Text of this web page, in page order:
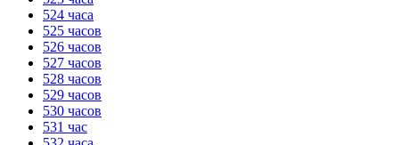
524 часа
525 часов
526 часов
527 часов
528 часов
529 часов
530 часов
531 час